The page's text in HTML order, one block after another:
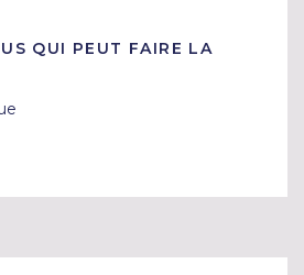
QUI PEUT FAIRE LA